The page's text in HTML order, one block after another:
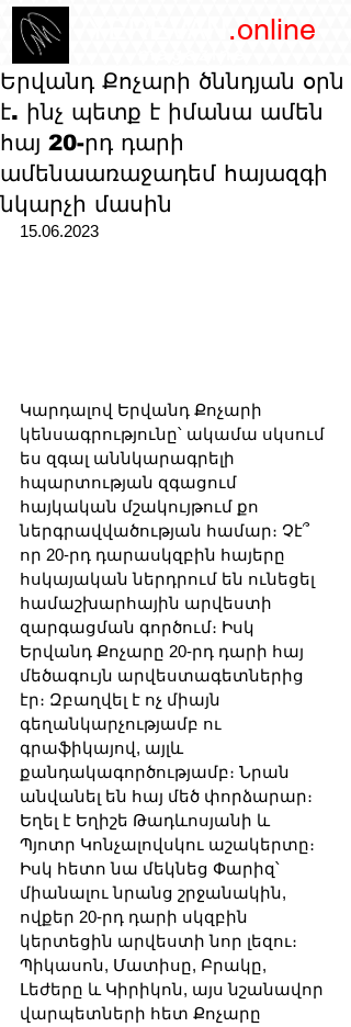
.online
Երվանդ Քոչարի ծննդյան օրն
է. ինչ պետք է իմանա ամեն
հայ 20-րդ դարի
ամենաառաջադեմ հայազգի
նկարչի մասին
15.06.2023
Կարդալով Երվանդ Քոչարի
կենսագրությունը՝ ակամա սկսում
ես զգալ աննկարագրելի
հպարտության զգացում
հայկական մշակույթում քո
ներգրավվածության համար։ Չէ՞
որ 20-րդ դարասկզբին հայերը
հսկայական ներդրում են ունեցել
համաշխարհային արվեստի
զարգացման գործում։ Իսկ
Երվանդ Քոչարը 20-րդ դարի հայ
մեծագույն արվեստագետներից
էր։ Զբաղվել է ոչ միայն
գեղանկարչությամբ ու
գրաֆիկայով, այլև
քանդակագործությամբ։ Նրան
անվանել են հայ մեծ փորձարար։
Եղել է Եղիշե Թադևոսյանի և
Պյոտր Կոնչալովսկու աշակերտը։
Իսկ հետո նա մեկնեց Փարիզ՝
միանալու նրանց շրջանակին,
ովքեր 20-րդ դարի սկզբին
կերտեցին արվեստի նոր լեզու։
Պիկասոն, Մատիսը, Բրակը,
Լեժերը և Կիրիկոն, այս նշանավոր
վարպետների հետ Քոչարը